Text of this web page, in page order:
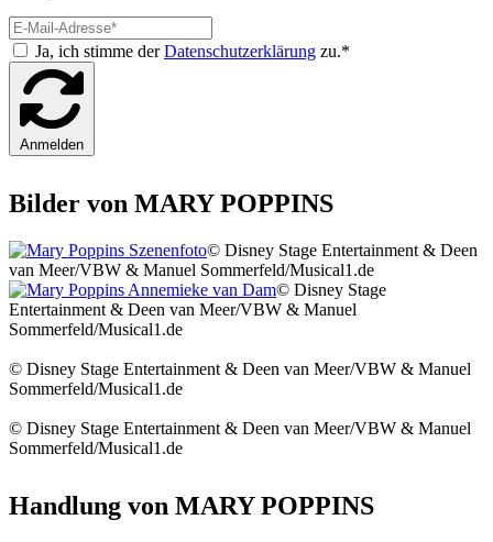
Ja, ich stimme derDatenschutzerklärung zu.*
Anmelden
Bilder von MARY POPPINS
© Disney Stage Entertainment & Deen
van Meer/VBW & Manuel Sommerfeld/Musical1.de
© Disney Stage
Entertainment & Deen van Meer/VBW & Manuel
Sommerfeld/Musical1.de
© Disney Stage Entertainment & Deen van Meer/VBW & Manuel
Sommerfeld/Musical1.de
© Disney Stage Entertainment & Deen van Meer/VBW & Manuel
Sommerfeld/Musical1.de
Handlung von MARY POPPINS